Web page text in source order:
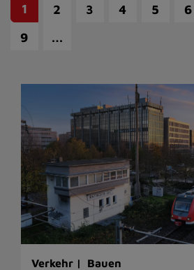
1 2 3 4 5 6
9
…
Verkehr | Bauen